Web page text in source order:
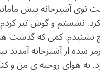
توی آشپزخانه پیش
نشستم و گوش تیز
نشنیدم. کمی که گذشت
شده از آشپزخانه آمدند
به هوای روحیه ی من و